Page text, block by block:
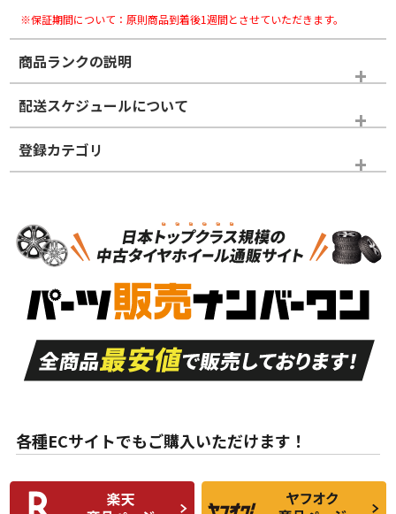
※保証期間について：原則商品到着後1週間とさせていただきます。
商品ランクの説明
※商品ランクは出品者の主観により判断しておりますので、あら
かじめご了承ください。
ホイールランク
S
品）
S
新車外し品（新古
付き
A
走行距離も少なく、
目立つ傷もほとんど
ない中古品
A
走行距離も少なく、
非常に状態の良い中
古品
な中古品
んどない中古品
C
比較的きれいな中古
品
C
られるが、使用に問
題のない中古品
配送スケジュールについて
登録カテゴリ
タイヤホイールセット
各種ECサイトでもご購入いただけます！